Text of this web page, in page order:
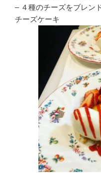
– ４種のチーズをブレン
チーズケーキ